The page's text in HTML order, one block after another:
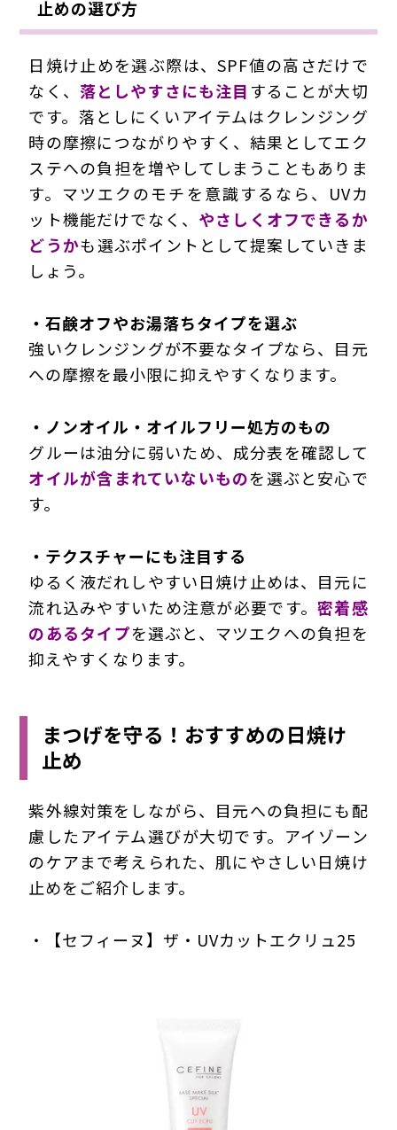
止めの選び方
日焼け止めを選ぶ際は、SPF値の高さだけで
なく、 落としやすさにも注目 することが大切
です。落としにくいアイテムはクレンジング
時の摩擦につながりやすく、結果としてエク
ステへの負担を増やしてしまうこともありま
す。マツエクのモチを意識するなら、UVカ
ット機能だけでなく、 やさしくオフできるか
どうかも選ぶポイントとして提案していきま
しょう。
・石鹸オフやお湯落ちタイプを選ぶ
強いクレンジングが不要なタイプなら、目元
への摩擦を最小限に抑えやすくなります。
・ノンオイル・オイルフリー処方のもの
グルーは油分に弱いため、成分表を確認して
オイルが含まれていないものを選ぶと安心で
す。
・テクスチャーにも注目する
ゆるく液だれしやすい日焼け止めは、目元に
流れ込みやすいため注意が必要です。密着感
のあるタイプを選ぶと、マツエクへの負担を
抑えやすくなります。
まつげを守る！おすすめの日焼け
止め
紫外線対策をしながら、目元への負担にも配
慮したアイテム選びが大切です。アイゾーン
のケアまで考えられた、肌にやさしい日焼け
止めをご紹介します。
・【セフィーヌ】ザ・UVカットエクリュ25